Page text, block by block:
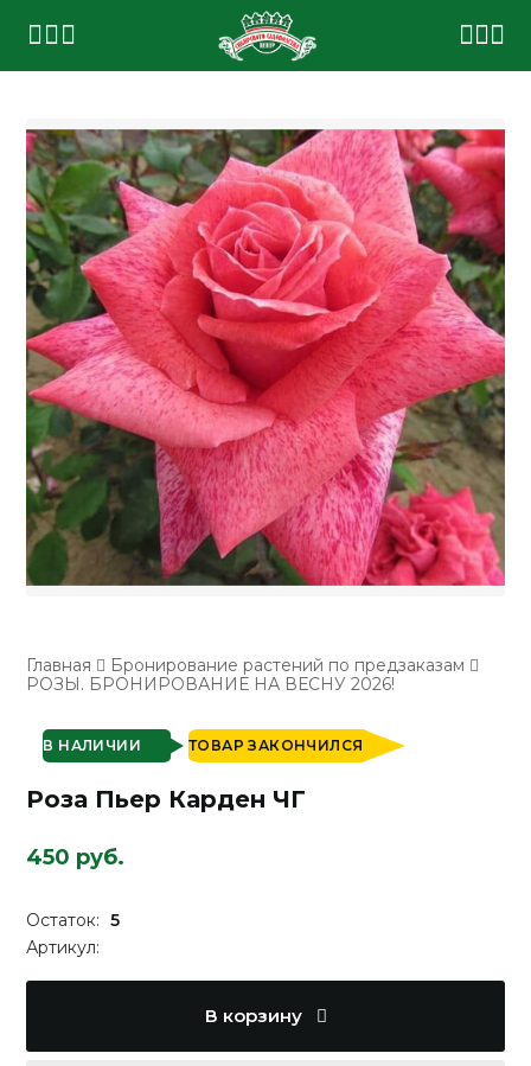
Главная
Бронирование растений по предзаказам
РОЗЫ. БРОНИРОВАНИЕ НА ВЕСНУ 2026!
В НАЛИЧИИ ТОВАР ЗАКОНЧИЛСЯ
Роза Пьер Карден ЧГ
450 руб.
Остаток: 5
Артикул:
В корзину